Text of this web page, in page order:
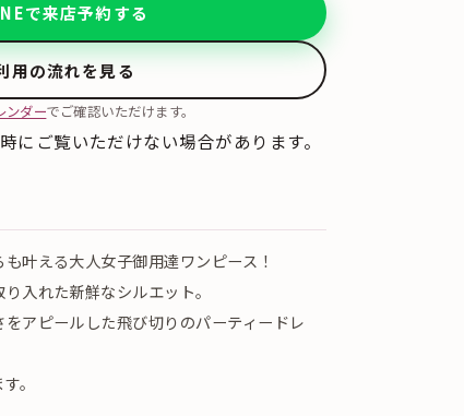
で来店予約する
用の流れを見る
ンダーでご確認いただけます。
にご覧いただけない場合があります。
叶える大人女子御用達ワンピース！
入れた新鮮なシルエット。
アピールした飛び切りのパーティードレ
。